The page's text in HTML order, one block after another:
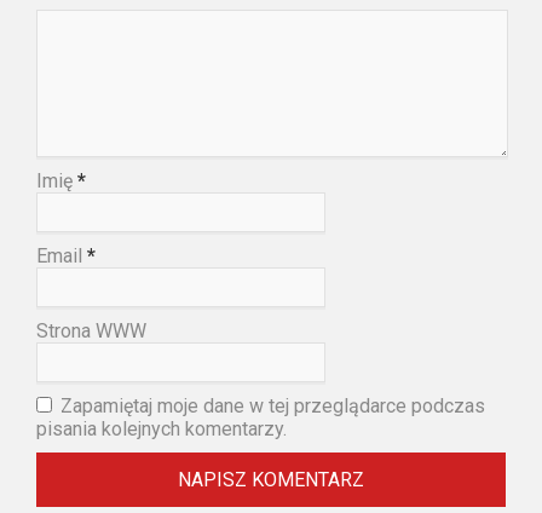
Imię *
Email *
Strona WWW
Zapamiętaj moje dane w tej przeglądarce podczas
pisania kolejnych komentarzy.